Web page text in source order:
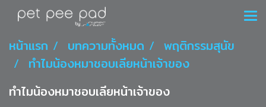
หน้าแรก บทความทั้งหมด
พฤติกรรมสุนัข
ทำไมน้องหมาชอบเลียหน้าเจ้าของ
ทำไมน้องหมาชอบเลียหน้าเจ้าของ